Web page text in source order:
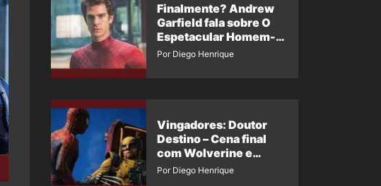
Finalmente? Andrew
Garfield fala sobre O
Espetacular Homem-
Aranha 3
Por Diego Henrique
Vingadores: Doutor
Destino – Cena final
com Wolverine e
Homem-Aranha de
Por Diego Henrique